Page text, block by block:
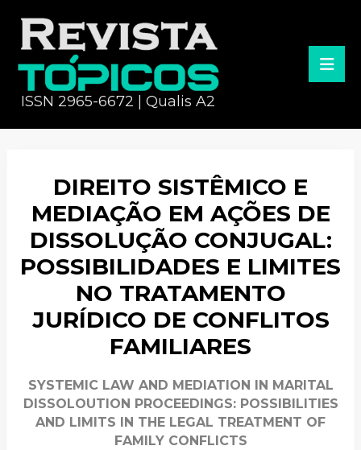
ISSN 2965-6672 | Qualis A2
DIREITO SISTÊMICO E
MEDIAÇÃO EM AÇÕES DE
DISSOLUÇÃO CONJUGAL:
POSSIBILIDADES E LIMITES
NO TRATAMENTO
JURÍDICO DE CONFLITOS
FAMILIARES
SYSTEMIC LAW AND MEDIATION IN MARITAL
DISSOLOUTION PROCEEDINGS: POSSIBILITIES
AND LIMITS IN THE LEGAL TREATMENT OF
FAMILY CONFLICTS